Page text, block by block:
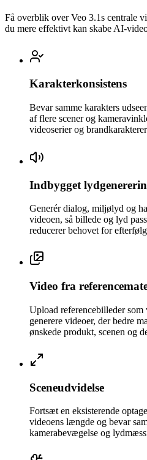
Få overblik over Veo 3.1s centrale
du mere effektivt kan skabe AI-
Karakterkonsistens
Bevar samme karakters
af flere scener og
videoserier og
Indbygget
Generér dialog, miljølyd og
videoen, så billede og lyd
reducerer behovet for
Video fra
Upload referencebilleder
generere videoer, der bedre
ønskede produkt, scenen og
Sceneudvidelse
Fortsæt en eksisterende
videoens længde og bevar
kamerabevægelse og